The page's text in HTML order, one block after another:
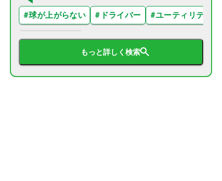
#球が上がらない # ドライバー #ユーティリティ
もっと詳しく検索